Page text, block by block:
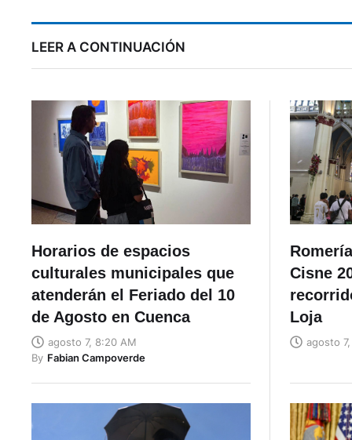
LEER A CONTINUACIÓN
Horarios de espacios
culturales municipales que
atenderán el Feriado del 10
de Agosto en Cuenca
agosto 7, 8:20 AM
By Fabian Campoverde
Cisne
Loja
agosto